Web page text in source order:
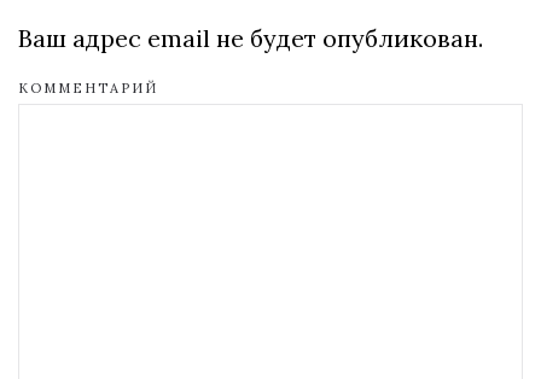
Ваш адрес email не будет опубликован.
КОММЕНТАРИЙ